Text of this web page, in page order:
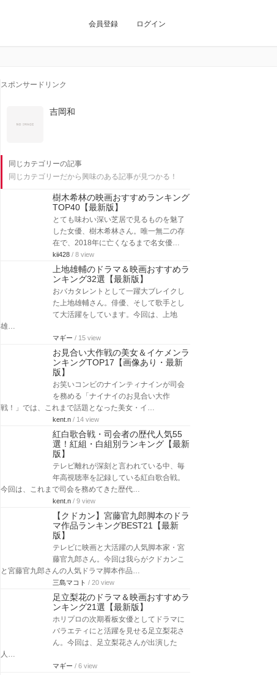
会員登録 ログイン
スポンサードリンク
吉岡和
同じカテゴリーの記事
同じカテゴリーだから興味のある記事が見つかる！
樹木希林の映画おすすめランキング
TOP40【最新版】
とても味わい深い芝居で見るものを魅了
した女優、樹木希林さん。唯一無二の存
在で、2018年に亡くなるまで名女優…
kii428 / 8 view
上地雄輔のドラマ＆映画おすすめラ
ンキング32選【最新版】
おバカタレントとして一躍大ブレイクし
た上地雄輔さん。俳優、そして歌手とし
て大活躍をしています。今回は、上地
雄…
マギー / 15 view
お見合い大作戦の美女＆イケメンラ
ンキングTOP17【画像あり・最新
版】
お笑いコンビのナインティナインが司会
を務める「ナイナイのお見合い大作
戦！」では、これまで話題となった美女・イ…
kent.n / 14 view
紅白歌合戦・司会者の歴代人気55
選！紅組・白組別ランキング【最新
版】
テレビ離れが深刻と言われている中、毎
年高視聴率を記録している紅白歌合戦。
今回は、これまで司会を務めてきた歴代…
kent.n / 9 view
【クドカン】宮藤官九郎脚本のドラ
マ作品ランキングBEST21【最新
版】
テレビに映画と大活躍の人気脚本家・宮
藤官九郎さん。今回は我らがクドカンこ
と宮藤官九郎さんの人気ドラマ脚本作品…
三島マコト / 20 view
足立梨花のドラマ＆映画おすすめラ
ンキング21選【最新版】
ホリプロの次期看板女優としてドラマに
バラエティにと活躍を見せる足立梨花さ
ん。今回は、足立梨花さんが出演した
人…
マギー / 6 view